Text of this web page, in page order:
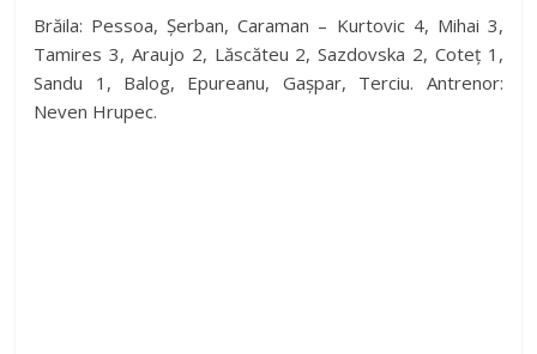
e
Brăila: Pessoa, Șerban, Caraman – Kurtovic 4, Mihai 3,
Tamires 3, Araujo 2, Lăscăteu 2, Sazdovska 2, Coteț 1,
Sandu 1, Balog, Epureanu, Gașpar, Terciu. Antrenor:
Neven Hrupec.